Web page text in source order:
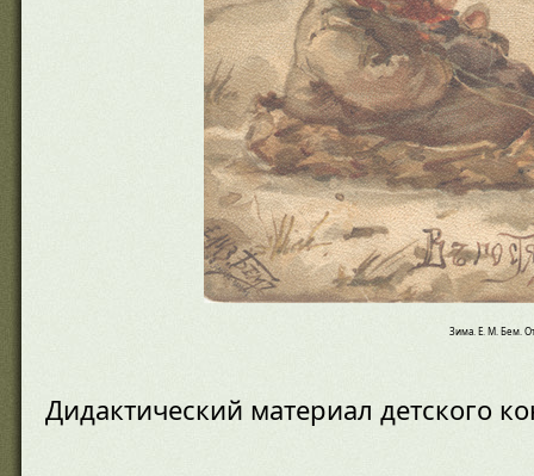
Зима. Е. М. Бем.
Дидактический материал детского